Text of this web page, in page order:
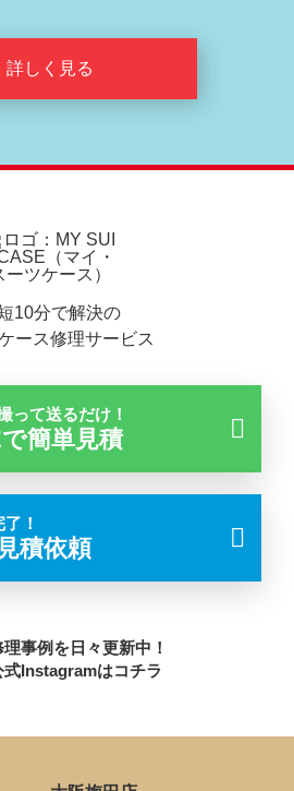
詳しく見る
10分で解決の
ース修理サービス
って送るだけ！
簡単見積
！
積依頼
理事例を日々更新中！
式Instagramはコチラ